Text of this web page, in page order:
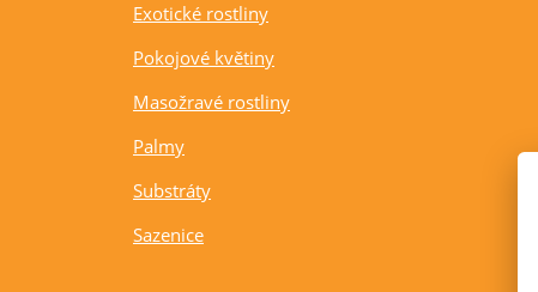
Exotické rostliny
Pokojové květiny
Masožravé rostliny
Palmy
Substráty
Sazenice